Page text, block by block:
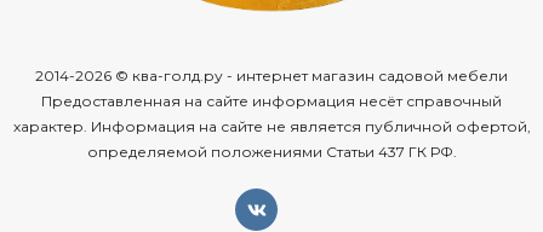
2014-2026 © ква-голд.ру - интернет магазин садовой мебели
Предоставленная на сайте информация несёт справочный
характер. Информация на сайте не является публичной офертой,
определяемой положениями Статьи 437 ГК РФ.